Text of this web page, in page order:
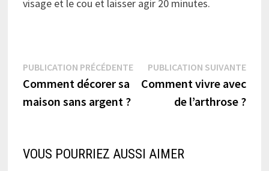
visage et le cou et laisser agir 20 minutes.
Navigation
de
PUBLICATION PRÉCÉDENTEPublication
précédente :
Comment décorer sa
maison sans argent ?
PUBLICATION SUIVANTE
Comment vivre avec
de l’arthrose ?
VOUS POURRIEZ AUSSI AIMER